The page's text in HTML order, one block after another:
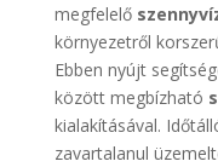
megfelelő
környezetről
Ebben nyújt
között megbízható
kialakításával.
zavartalanul